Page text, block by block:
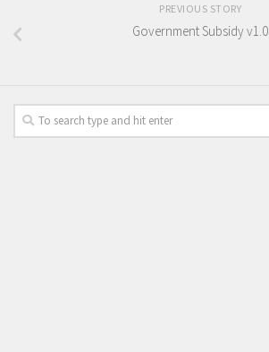
PREVIOUS STORY
Government Subsidy v1.0